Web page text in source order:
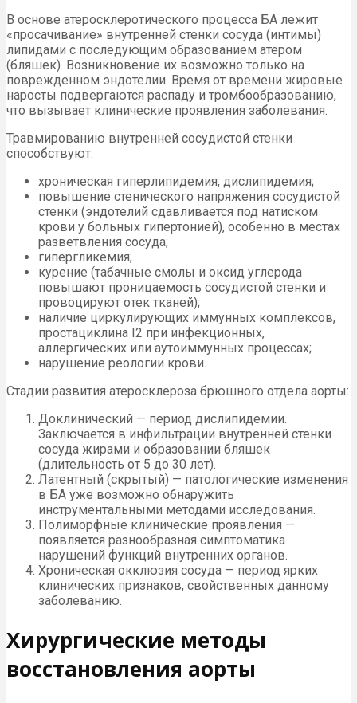
В основе атеросклеротического процесса БА лежит
«просачивание» внутренней стенки сосуда (интимы)
липидами с последующим образованием атером
(бляшек). Возникновение их возможно только на
поврежденном эндотелии. Время от времени жировые
наросты подвергаются распаду и тромбообразованию,
что вызывает клинические проявления заболевания.
Травмированию внутренней сосудистой стенки
способствуют:
хроническая гиперлипидемия, дислипидемия;
повышение стенического напряжения сосудистой
стенки (эндотелий сдавливается под натиском
крови у больных гипертонией), особенно в местах
разветвления сосуда;
гипергликемия;
курение (табачные смолы и оксид углерода
повышают проницаемость сосудистой стенки и
провоцируют отек тканей);
наличие циркулирующих иммунных комплексов,
простациклина I2 при инфекционных,
аллергических или аутоиммунных процессах;
нарушение реологии крови.
Стадии развития атеросклероза брюшного отдела аорты:
Доклинический — период дислипидемии.
Заключается в инфильтрации внутренней стенки
сосуда жирами и образовании бляшек
(длительность от 5 до 30 лет).
Латентный (скрытый) — патологические изменения
в БА уже возможно обнаружить
инструментальными методами исследования.
Полиморфные клинические проявления —
появляется разнообразная симптоматика
нарушений функций внутренних органов.
Хроническая окклюзия сосуда — период ярких
клинических признаков, свойственных данному
заболеванию.
Хирургические методы
восстановления аорты